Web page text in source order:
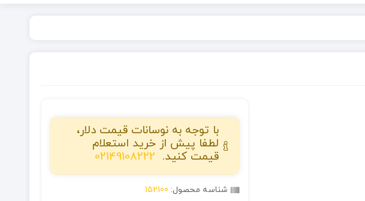
با توجه به نوسانات قیمت دلار،
لطفا پیش از خرید استعلام
قیمت کنید. 02149108222
شناسه محصول: 152100